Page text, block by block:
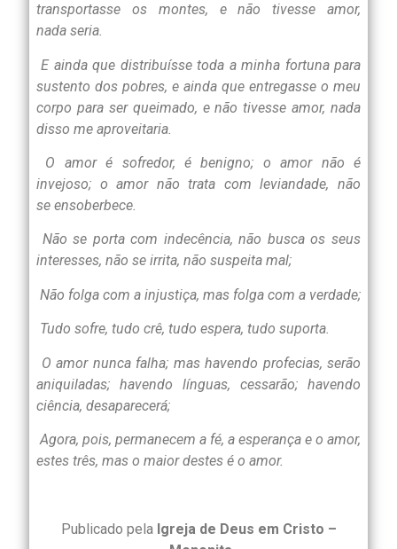
transportasse os montes, e não tivesse amor,
nada seria.
E ainda que distribuísse toda a minha fortuna para
sustento dos pobres, e ainda que entregasse o meu
corpo para ser queimado, e não tivesse amor, nada
disso me aproveitaria.
O amor é sofredor, é benigno; o amor não é
invejoso; o amor não trata com leviandade, não
se ensoberbece.
Não se porta com indecência, não busca os seus
interesses, não se irrita, não suspeita mal;
Não folga com a injustiça, mas folga com a verdade;
Tudo sofre, tudo crê, tudo espera, tudo suporta.
O amor nunca falha; mas havendo profecias, serão
aniquiladas; havendo línguas, cessarão; havendo
ciência, desaparecerá;
Agora, pois, permanecem a fé, a esperança e o amor,
estes três, mas o maior destes é o amor.
Publicado pela Igreja de Deus em Cristo –